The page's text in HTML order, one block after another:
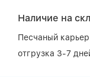
Наличие на
Песчаный
отгрузка 3-7